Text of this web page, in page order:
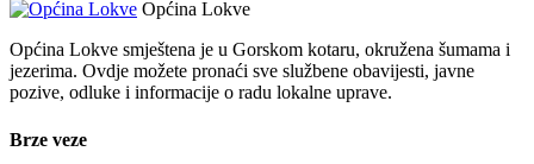
Općina Lokve
Općina Lokve smještena je u Gorskom kotaru, okružena šumama i
jezerima. Ovdje možete pronaći sve službene obavijesti, javne
pozive, odluke i informacije o radu lokalne uprave.
Brze veze